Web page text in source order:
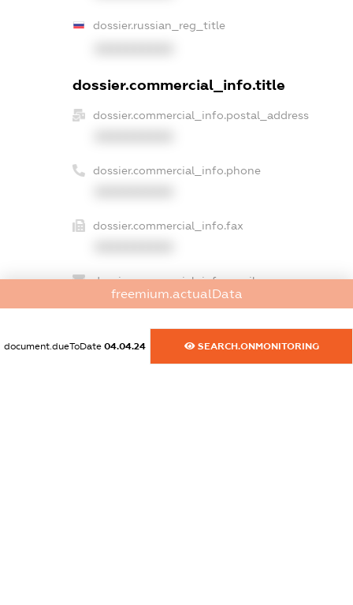
dossier.russian_reg_title
dossier.commercial_info.title
dossier.commercial_info.postal_address
dossier.commercial_info.phone
dossier.commercial_info.fax
dossier.commercial_info.email
XXXXXXXXXX
freemium.actualData
document.dueToDate 04.04.24 SEARCH.ONMONITORING